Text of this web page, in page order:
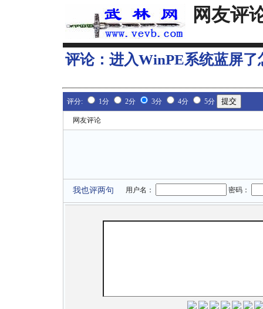
网友评
评论： 进入WinPE系统蓝屏了
评分: 1分 2分 3分 4分 5分
网友评论
我也评两句 用户名： 密码：